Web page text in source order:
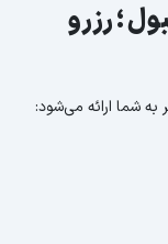
؛ رزرو
به شما ارائه می‌شود: